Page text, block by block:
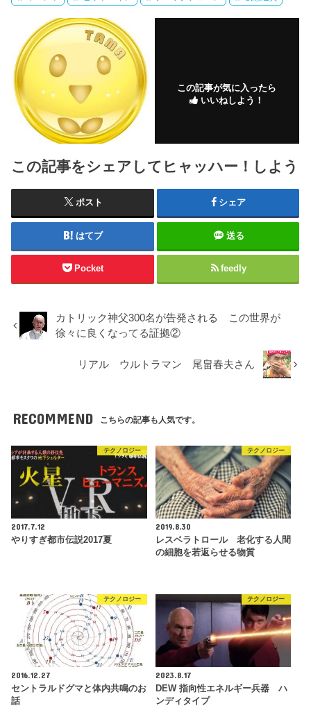
この記事が気に入ったら
いいねしよう！
この記事をシェアしてヒャッハー！しよう
ポスト シェア
はてブ 送る
Pocket feedly
カトリック神父300名が告発される この世界が
徐々に良くなってる証拠②
リアル ウルトラマン 尾畠春夫さん
RECOMMEND こちらの記事も人気です。
テクノロジー
2017.7.12
やりすぎ都市伝説2017夏
テクノロジー
2019.8.30
レスベラトロール 老化する人間
の細胞を若返らせる物質
テクノロジー
2016.12.27
セントラルドグマと体内共鳴のお
話
テクノロジー
2023.8.17
DEW 指向性エネルギー兵器 ハ
ンディタイプ